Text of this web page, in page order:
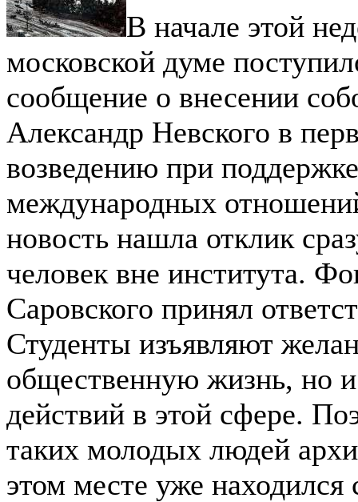
В начале этой
московской думе
сообщение о внесении
Александр Невского в
возведению при
международных
новость нашла отклик
человек вне института.
Саровского принял
Студенты изъявляют
общественную жизнь, но
действий в этой сфере.
таких молодых людей
этом месте уже находился